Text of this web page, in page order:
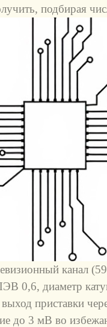
подбирая
канал
0,6, диаметр
приставки
до 3 мВ во